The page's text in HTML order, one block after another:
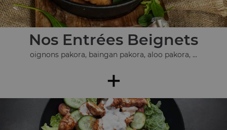
Nos Entrées Beignets
oignons pakora, baingan pakora, aloo pakora, ...
+